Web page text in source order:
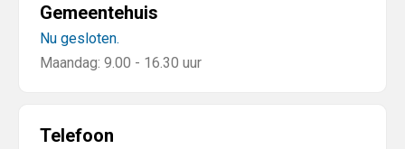
Gemeentehuis
Nu gesloten.
Maandag: 9.00 - 16.30 uur
Telefoon